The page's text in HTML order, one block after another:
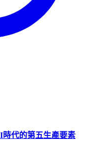
代的第五生產要素